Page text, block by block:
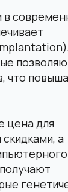
в
что
цена для
а